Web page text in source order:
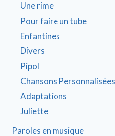
Une rime
Pour faire un tube
Enfantines
Divers
Pipol
Chansons Personnalisées
Adaptations
Juliette
Paroles en musique